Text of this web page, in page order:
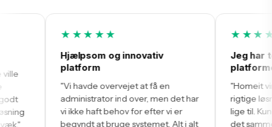
24
Fællesudgifter pr. måned
SENESTE
AKTIVITET
og innovativ
overvejet at få en
ind over, men det har
behov for efter vi er
bruge systemet. Alt i alt
Jeg har testet en række
"Homeit virker til at være den helt
rigtige løsning. Det er simpelt og
lige til. Kundeservice svarer med
det samme eller inden for et par